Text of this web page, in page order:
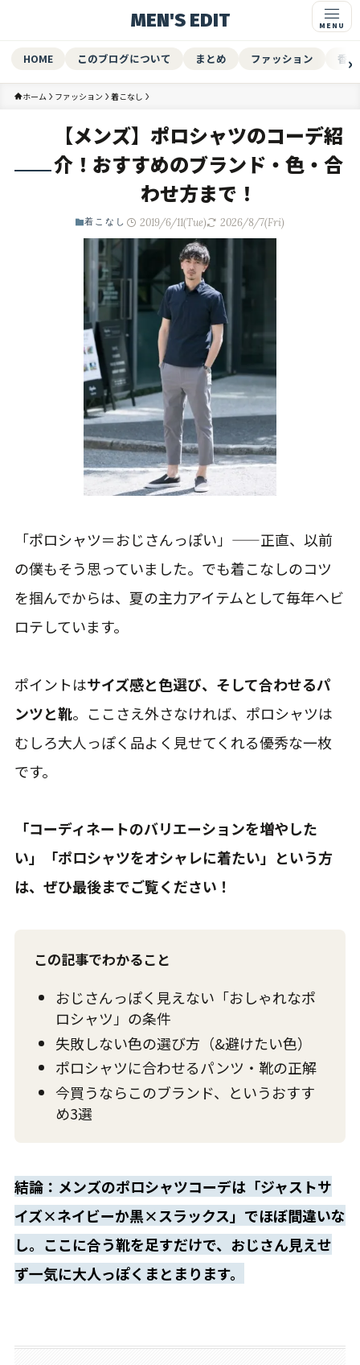
MEN'S EDIT
HOME このブログについて まとめ ファッション 香水
ホーム ファッション 着こなし
【メンズ】ポロシャツのコーデ紹
介！おすすめのブランド・色・合
わせ方まで！
着こなし 2019/6/11(Tue) 2026/8/7(Fri)
「ポロシャツ＝おじさんっぽい」——正直、以前
の僕もそう思っていました。でも着こなしのコツ
を掴んでからは、夏の主力アイテムとして毎年ヘビ
ロテしています。
ポイントはサイズ感と色選び、そして合わせるパ
ンツと靴。ここさえ外さなければ、ポロシャツは
むしろ大人っぽく品よく見せてくれる優秀な一枚
です。
「コーディネートのバリエーションを増やした
い」「ポロシャツをオシャレに着たい」という方
は、ぜひ最後までご覧ください！
この記事でわかること
おじさんっぽく見えない「おしゃれなポ
ロシャツ」の条件
失敗しない色の選び方（&避けたい色）
ポロシャツに合わせるパンツ・靴の正解
今買うならこのブランド、というおすす
め3選
結論：メンズのポロシャツコーデは「ジャストサ
イズ×ネイビーか黒×スラックス」でほぼ間違いな
し。ここに合う靴を足すだけで、おじさん見えせ
ず一気に大人っぽくまとまります。